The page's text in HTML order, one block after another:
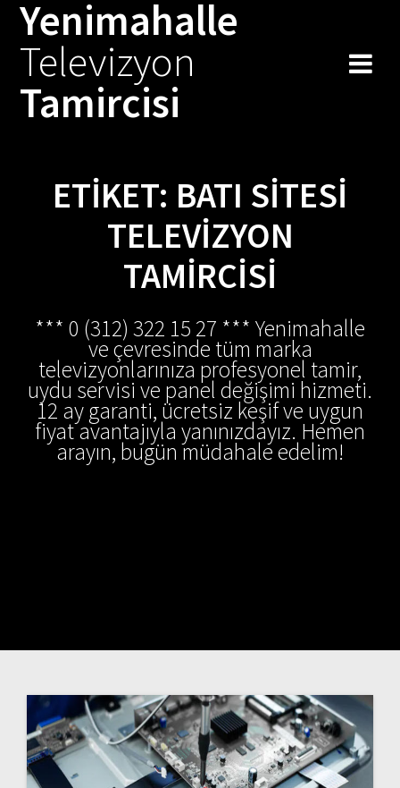
Skip
to
Yenimahalle
Televizyon
Tamircisi
ETIKET: BATI SITESI
TELEVIZYON
TAMIRCISI
*** 0 (312) 322 15 27 *** Yenimahalle
ve çevresinde tüm marka
televizyonlarınıza profesyonel tamir,
uydu servisi ve panel değişimi hizmeti.
12 ay garanti, ücretsiz keşif ve uygun
fiyat avantajıyla yanınızdayız. Hemen
arayın, bugün müdahale edelim!